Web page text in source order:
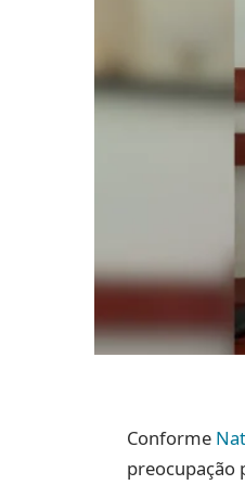
Conforme
preocupação